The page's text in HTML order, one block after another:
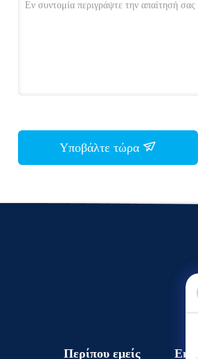
Υποβάλτε τώρα
Περίπου εμείς